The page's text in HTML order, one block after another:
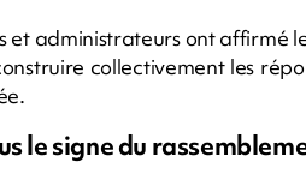
et administrateurs ont affirmé
collectivement les
le signe du